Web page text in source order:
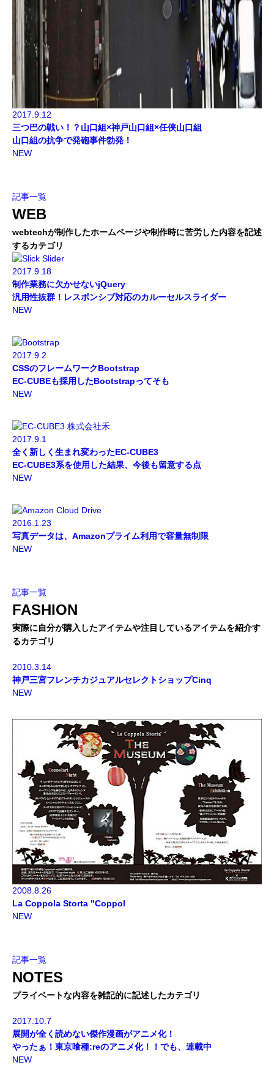
2017.9.12
三つ巴の戦い！？山口組×神戸山口組×任侠山口組
山口組の抗争で発砲事件勃発！
NEW
記事一覧
WEB
webtechが制作したホームページや制作時に苦労した内容を記述
するカテゴリ
2017.9.18
制作業務に欠かせないjQuery
汎用性抜群！レスポンシブ対応のカルーセルスライダー
NEW
2017.9.2
CSSのフレームワークBootstrap
EC-CUBEも採用したBootstrapってそも
NEW
2017.9.1
全く新しく生まれ変わったEC-CUBE3
EC-CUBE3系を使用した結果、今後も留意する点
NEW
2016.1.23
写真データは、Amazonプライム利用で容量無制限
NEW
記事一覧
FASHION
実際に自分が購入したアイテムや注目しているアイテムを紹介す
るカテゴリ
2010.3.14
神戸三宮フレンチカジュアルセレクトショップCinq
NEW
2008.8.26
La Coppola Storta "Coppol
NEW
記事一覧
NOTES
プライベートな内容を雑記的に記述したカテゴリ
2017.10.7
展開が全く読めない傑作漫画がアニメ化！
やったぁ！東京喰種:reのアニメ化！！でも、連載中
NEW